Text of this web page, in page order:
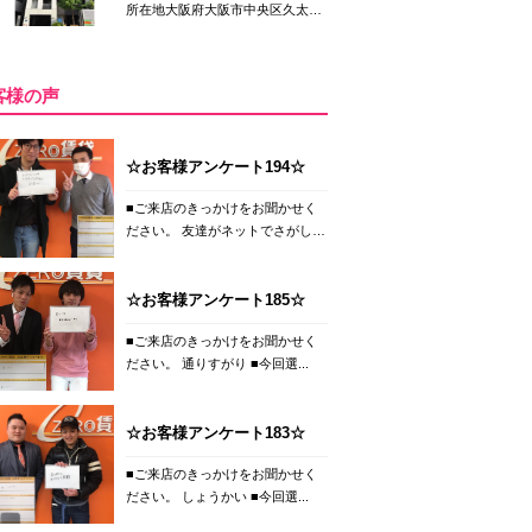
所在地大阪府大阪市中央区久太
様の声
☆お客様アンケート194☆
■ご来店のきっかけをお聞かせく
ださい。 友達がネットでさがし
☆お客様アンケート185☆
■ご来店のきっかけをお聞かせく
ださい。 通りすがり ■今回選...
☆お客様アンケート183☆
■ご来店のきっかけをお聞かせく
ださい。 しょうかい ■今回選...